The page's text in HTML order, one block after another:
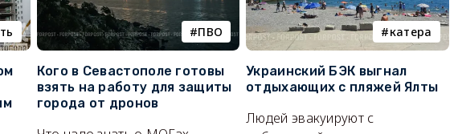
ПВО
Кого в Севастополе готовы
взять на работу для защиты
города от дронов
катера
Украинский БЭК выгнал
отдыхающих с пляжей Ялты
Людей эвакуируют с